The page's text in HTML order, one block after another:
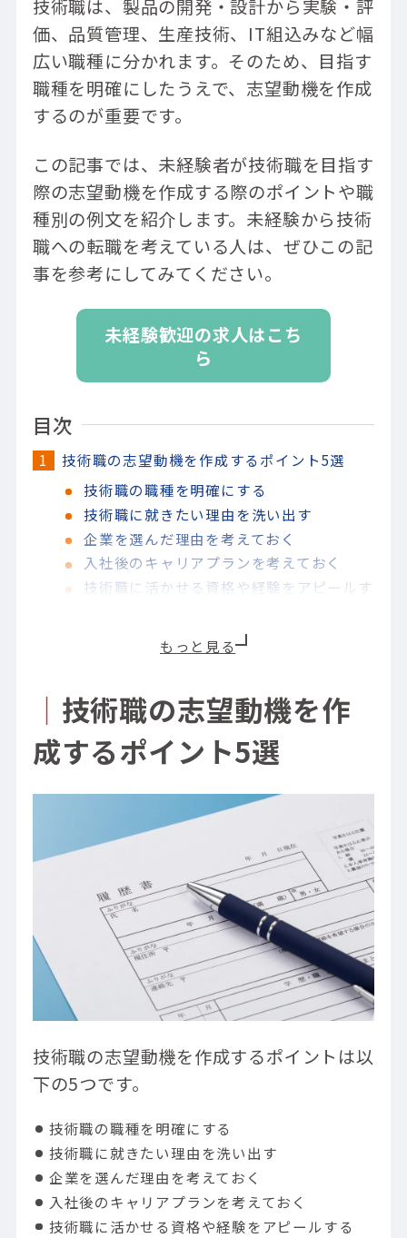
技術職は、製品の開発・設計から実験・評
価、品質管理、生産技術、IT組込みなど幅
広い職種に分かれます。そのため、目指す
職種を明確にしたうえで、志望動機を作成
するのが重要です。
この記事では、未経験者が技術職を目指す
際の志望動機を作成する際のポイントや職
種別の例文を紹介します。未経験から技術
職への転職を考えている人は、ぜひこの記
事を参考にしてみてください。
未経験歓迎の求人はこち
ら
目次
技術職の志望動機を作成するポイント5選
技術職の職種を明確にする
技術職に就きたい理由を洗い出す
企業を選んだ理由を考えておく
入社後のキャリアプランを考えておく
技術職に活かせる資格や経験をアピールす
【職種別】未経験から技術職を目指す志望動
機
実験・評価エンジニアを目指す際の志望動
機
の志望動機
生産技術エンジニアを目指す際の志望動機
IT組込みエンジニアを目指す際の志望動機
未経験から技術職に転職した人の声
“自動車用モータの設計というやりがいと
責任感。知れば知るほど「もっと学びた
い」と思える奥深い仕事です。”
“「8年目の今が一番楽しい」。制御系エン
ジニアのキャリアで見えてきた、自己成長
とこれから。”
“エンジニア同士がつながる楽しさを実
感。「eスポーツ部」の活動が日々のモチ
ベーションに。”
未経験からの転職にはエンジニアに強い転職
オープンアップネクストエンジニアなら、各
種基礎研修でものづくりを基礎から学べる
技術職の3つのやりがい
ものづくりを楽しめる
｜ 技術職の志望動機を作
成するポイント5選
技術職の志望動機を作成するポイントは以
下の5つです。
技術職の職種を明確にする
技術職に就きたい理由を洗い出す
企業を選んだ理由を考えておく
入社後のキャリアプランを考えておく
技術職に活かせる資格や経験をアピールする